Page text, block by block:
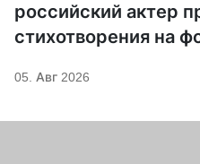
российский актер
стихотворения на
05. Авг 2026